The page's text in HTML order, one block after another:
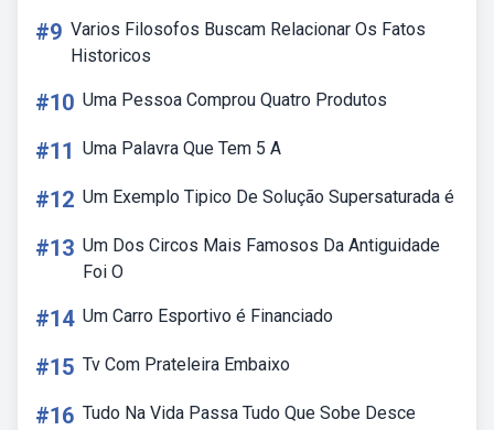
#9 Varios Filosofos Buscam Relacionar Os Fatos
Historicos
#10 Uma Pessoa Comprou Quatro Produtos
#11 Uma Palavra Que Tem 5 A
#12 Um Exemplo Tipico De Solução Supersaturada é
#13 Um Dos Circos Mais Famosos Da Antiguidade
Foi O
#14 Um Carro Esportivo é Financiado
#15 Tv Com Prateleira Embaixo
#16 Tudo Na Vida Passa Tudo Que Sobe Desce